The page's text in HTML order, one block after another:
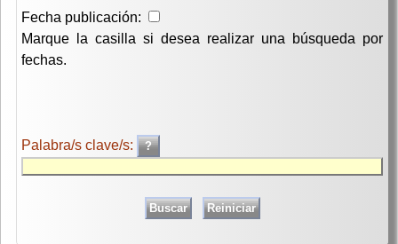
Fecha publicación:
Marque la casilla si desea realizar una búsqueda por
fechas.
Palabra/s clave/s: